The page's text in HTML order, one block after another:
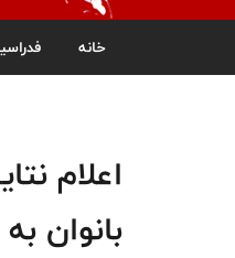
خانه
اعلام
بانوان